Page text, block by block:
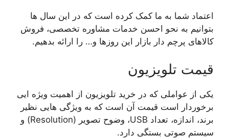
اعتماد شما به ما کمک کرده است که در این سال ها
بتوانیم به نحو احسن خدمات مشاوره تخصصی، فروش
کالاهای پرچم دار بازار این روزها و… را ارائه بدهیم.
قیمت تلویزیون
یکی از عواملی که در خرید تلویزیون از اهمیت ویژه ایی
برخوردار است قیمت آن است که به ویژگی هایی نظیر
برند، اندازه، تعداد USB، وضوح تصویر (Resolution) و
سیستم صوتی بستگی دارد.